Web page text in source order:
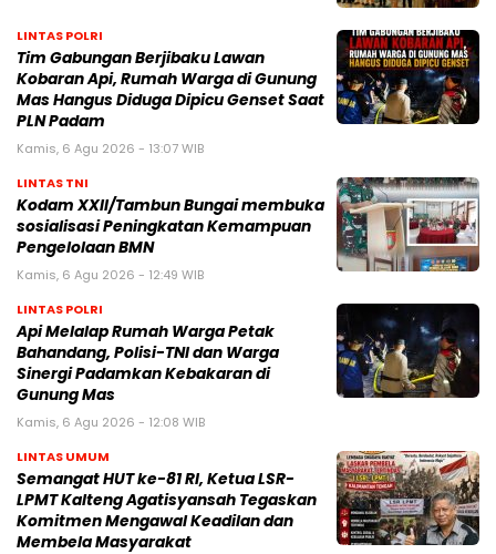
LINTAS POLRI
Tim Gabungan Berjibaku Lawan
Kobaran Api, Rumah Warga di Gunung
Mas Hangus Diduga Dipicu Genset Saat
PLN Padam
Kamis, 6 Agu 2026 - 13:07 WIB
LINTAS TNI
Kodam XXII/Tambun Bungai membuka
sosialisasi Peningkatan Kemampuan
Pengelolaan BMN
Kamis, 6 Agu 2026 - 12:49 WIB
LINTAS POLRI
Api Melalap Rumah Warga Petak
Bahandang, Polisi-TNI dan Warga
Sinergi Padamkan Kebakaran di
Gunung Mas
Kamis, 6 Agu 2026 - 12:08 WIB
LINTAS UMUM
Semangat HUT ke-81 RI, Ketua LSR-
LPMT Kalteng Agatisyansah Tegaskan
Komitmen Mengawal Keadilan dan
Membela Masyarakat